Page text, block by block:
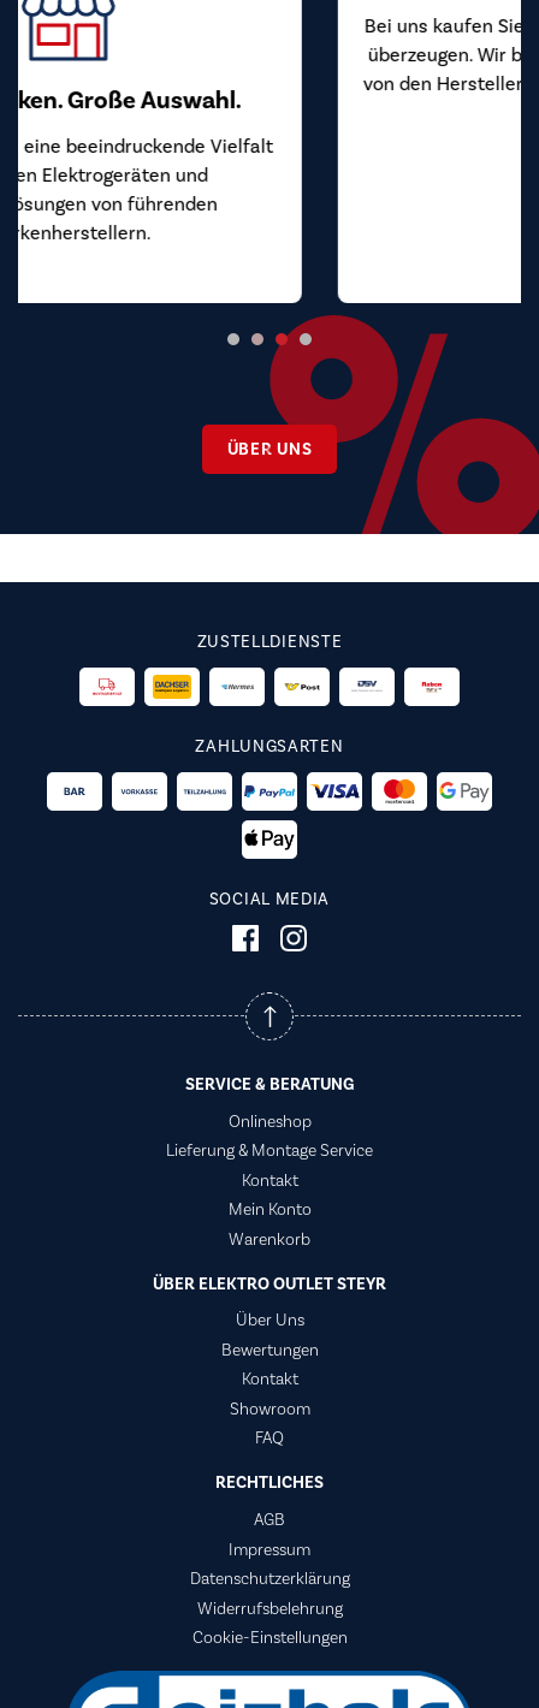
Bei uns kaufen Sie Markengeräte zu Preisen, die
überzeugen. Wir beziehen unsere Geräte direkt
von den Herstellern und geben diesen Vorteil an
Sie weiter.
ÜBER UNS
ZUSTELLDIENSTE
ZAHLUNGSARTEN
SOCIAL MEDIA
SERVICE & BERATUNG
Onlineshop
Lieferung & Montage Service
Kontakt
Mein Konto
Warenkorb
ÜBER ELEKTRO OUTLET STEYR
Über Uns
Bewertungen
Kontakt
Showroom
FAQ
RECHTLICHES
AGB
Impressum
Datenschutzerklärung
Widerrufsbelehrung
Cookie-Einstellungen